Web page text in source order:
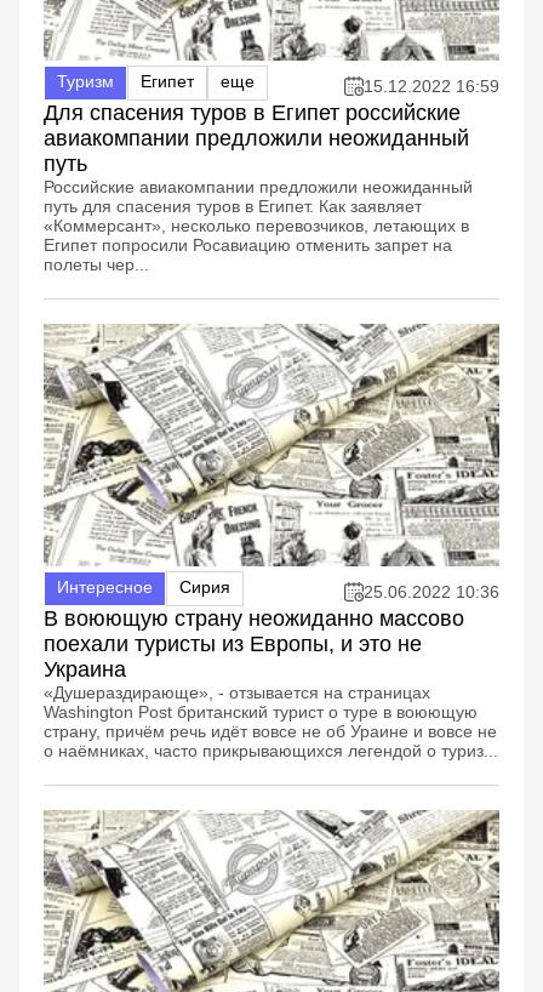
Туризм Египет еще 15.12.2022 16:59
Для спасения туров в Египет российские
авиакомпании предложили неожиданный
путь
Российские авиакомпании предложили неожиданный
путь для спасения туров в Египет. Как заявляет
«Коммерсант», несколько перевозчиков, летающих в
Египет попросили Росавиацию отменить запрет на
полеты чер...
Интересное Сирия 25.06.2022 10:36
В воюющую страну неожиданно массово
поехали туристы из Европы, и это не
Украина
«Душераздирающе», - отзывается на страницах
Washington Post британский турист о туре в воюющую
страну, причём речь идёт вовсе не об Ураине и вовсе не
о наёмниках, часто прикрывающихся легендой о туриз...